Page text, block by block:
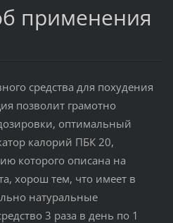
применения
средства для похудения
позволит грамотно
оптимальный
калорий ПБК 20,
которого описана на
хорош тем, что имеет в
натуральные
3 раза в день по 1